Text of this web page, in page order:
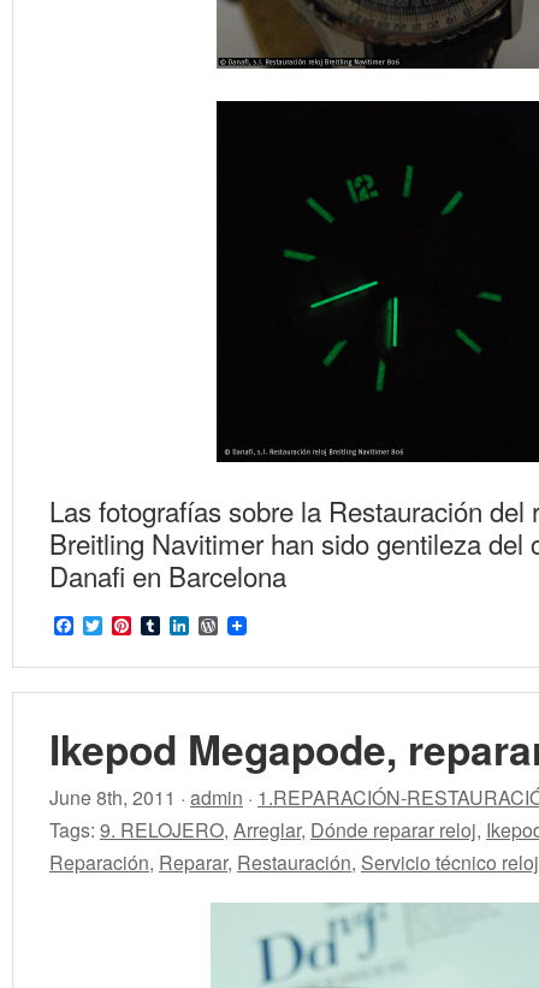
Las fotografías sobre la Restauración del
Breitling Navitimer han sido gentileza del
Danafi en Barcelona
Facebook
TwitterPinterest
TumblrLinkedInWordPress
Ikepod Megapode,
June 8th, 2011 · admin · 1.REPARACIÓN-
Tags: 9. RELOJERO, Arreglar, Dónde reparar reloj,
Reparación, Reparar, Restauración, Servicio técnico